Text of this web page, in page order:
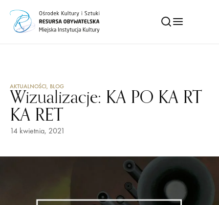
AKTUALNOŚCI, BLOG
Wizualizacje: KA PO KA RT
KA RET
14 kwietnia, 2021